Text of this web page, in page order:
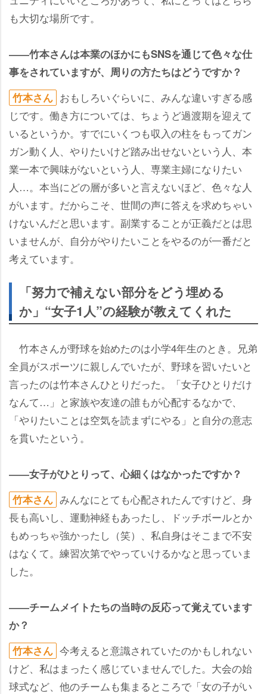
も大切な場所です。
――竹本さんは本業のほかにもSNSを通じて色々な仕
事をされていますが、周りの方たちはどうですか？
竹本さん おもしろいぐらいに、みんな違いすぎる感
じです。働き方については、ちょうど過渡期を迎えて
いるというか。すでにいくつも収入の柱をもってガン
ガン動く人、やりたいけど踏み出せないという人、本
業一本で興味がないという人、専業主婦になりたい
人…。本当にどの層が多いと言えないほど、色々な人
がいます。だからこそ、世間の声に答えを求めちゃい
けないんだと思います。副業することが正義だとは思
いませんが、自分がやりたいことをやるのが一番だと
考えています。
「努力で補えない部分をどう埋める
か」“女子1人”の経験が教えてくれた
竹本さんが野球を始めたのは小学4年生のとき。兄弟
全員がスポーツに親しんでいたが、野球を習いたいと
言ったのは竹本さんひとりだった。「女子ひとりだけ
なんて…」と家族や友達の誰もが心配するなかで、
「やりたいことは空気を読まずにやる」と自分の意志
を貫いたという。
――女子がひとりって、心細くはなかったですか？
竹本さん みんなにとても心配されたんですけど、身
長も高いし、運動神経もあったし、ドッチボールとか
もめっちゃ強かったし（笑）、私自身はそこまで不安
はなくて。練習次第でやっていけるかなと思っていま
した。
――チームメイトたちの当時の反応って覚えています
か？
竹本さん 今考えると意識されていたのかもしれない
けど、私はまったく感じていませんでした。大会の始
球式など、他のチームも集まるところで「女の子がい